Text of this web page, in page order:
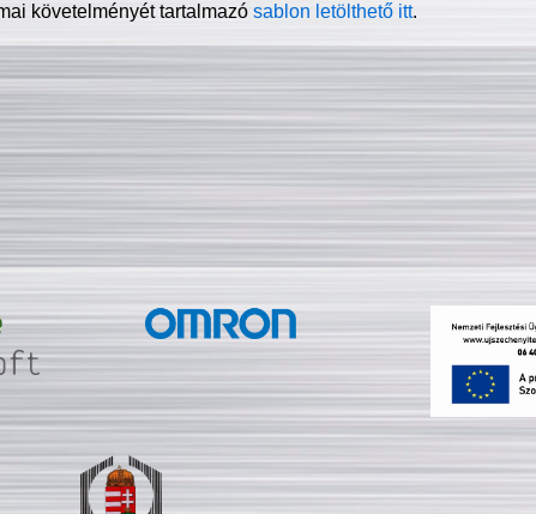
követelményét tartalmazósablon letölthető itt.